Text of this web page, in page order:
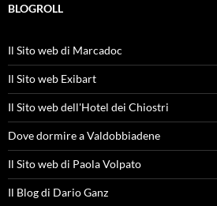
BLOGROLL
Il Sito web di Marcadoc
Il Sito web Exibart
Il Sito web dell'Hotel dei Chiostri
Dove dormire a Valdobbiadene
Il Sito web di Paola Volpato
Il Blog di Dario Ganz